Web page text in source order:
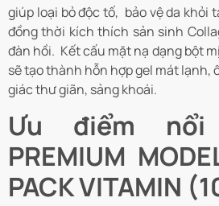
giúp loại bỏ độc tố, bảo vệ da khỏi
đồng thời kích thích sản sinh
đàn hồi. Kết cấu mặt nạ dạng bột
sẽ tạo thành hỗn hợp gel mát lạnh,
giác thư giãn, sảng khoái.
Ưu điểm
PREMIUM
PACK VITAMIN